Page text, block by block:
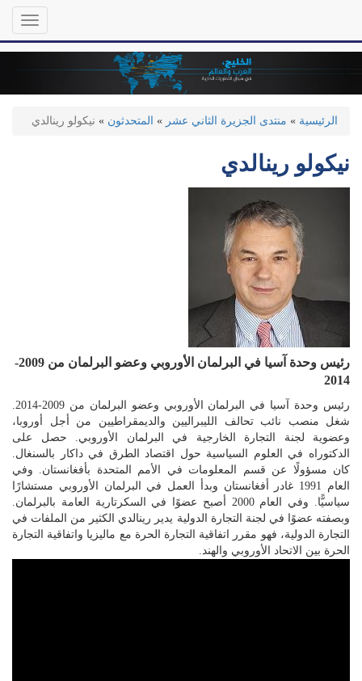
المحتوى
Toggle
الرئيسية » منتدى الجزيرة الثاني عشر » المتحدثون » نيكولو رينالدي
نيكولو رينالدي
رئيس وحدة آسيا في البرلمان الأوروبي وعضو البرلمان من 2009-
2014
شغل منصب نائب تحالف الليبراليين والديمقراطيين من أجل أوروبا،
وعضوية لجنة التجارة الخارجية في البرلمان الأوروبي. حصل على
الدكتوراه في العلوم السياسية حول اقتصاد الطرق في داكار بالسنغال.
كان مسؤولًا عن قسم المعلومات في الأمم المتحدة بأفغانستان. وفي
العام 1991 غادر أفغانستان وبدأ العمل في البرلمان الأوروبي مستشارًا
سياسيًّا. وفي العام 2000 أصبح عضوًا في السكرتارية العامة بالبرلمان.
وبصفته عضوًا في لجنة التجارة الدولية يدير رينالدي الكثير من الملفات في
التجارة الدولية، فهو مقرر اتفاقية التجارة الحرة مع ماليزيا واتفاقية التجارة
الحرة بين الاتحاد الأوروبي والهند.